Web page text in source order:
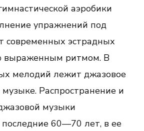
аэробики
упражнений под
современных эстрадных
выраженным ритмом. В
мелодий лежит джазовое
Распространение и
музыки
60—70 лет, в ее